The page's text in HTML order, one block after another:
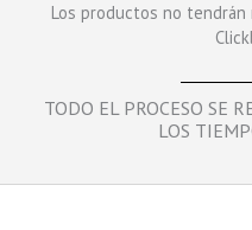
Los productos no tendrán
TODO EL PROCESO SE
LOS